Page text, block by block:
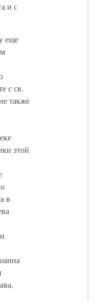
и с
еще
с св.
также
этой
в